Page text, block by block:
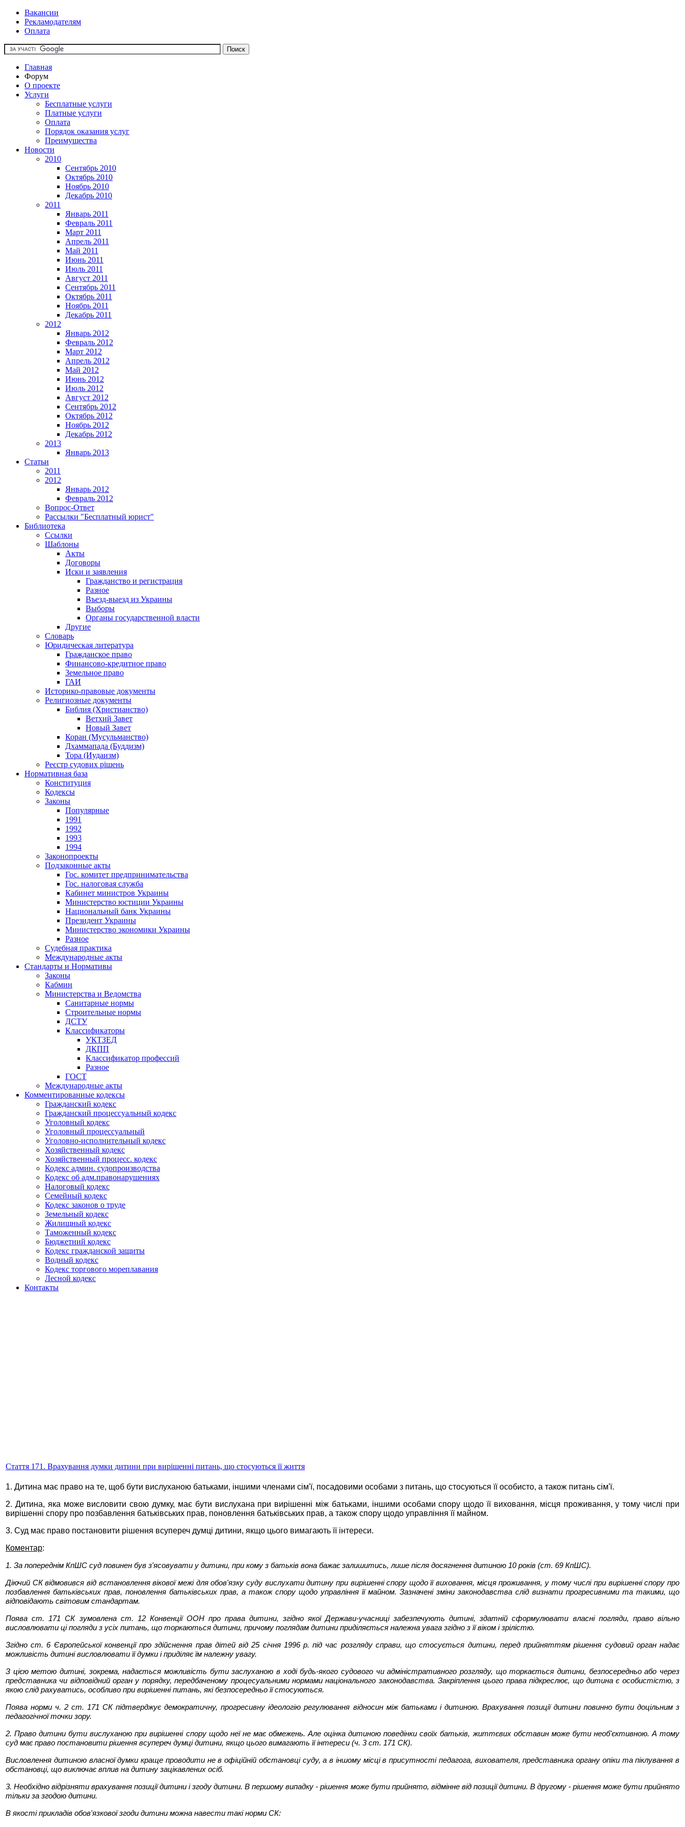
Вакансии
Рекламодателям
Оплата
Главная
Форум
О проекте
Услуги
Бесплатные услуги
Платные услуги
Оплата
Порядок оказания услуг
Преимущества
Новости
2010
Сентябрь 2010
Октябрь 2010
Ноябрь 2010
Декабрь 2010
2011
Январь 2011
Февраль 2011
Март 2011
Апрель 2011
Май 2011
Июнь 2011
Июль 2011
Август 2011
Сентябрь 2011
Октябрь 2011
Ноябрь 2011
Декабрь 2011
2012
Январь 2012
Февраль 2012
Март 2012
Апрель 2012
Май 2012
Июнь 2012
Июль 2012
Август 2012
Сентябрь 2012
Октябрь 2012
Ноябрь 2012
Декабрь 2012
2013
Январь 2013
Статьи
2011
2012
Январь 2012
Февраль 2012
Вопрос-Ответ
Рассылки "Бесплатный юрист"
Библиотека
Ссылки
Шаблоны
Акты
Договоры
Иски и заявления
Гражданство и регистрация
Разное
Въезд-выезд из Украины
Выборы
Органы государственной власти
Другие
Словарь
Юридическая литература
Гражданское право
Финансово-кредитное право
Земельное право
ГАИ
Историко-правовые документы
Религиозные документы
Библия (Христианство)
Ветхий Завет
Новый Завет
Коран (Мусульманство)
Дхаммапада (Буддизм)
Тора (Иудаизм)
Реєстр судових рішень
Нормативная база
Конституция
Кодексы
Законы
Популярные
1991
1992
1993
1994
Законопроекты
Подзаконные акты
Гос. комитет предпринимательства
Гос. налоговая служба
Кабинет министров Украины
Министерство юстиции Украины
Национальный банк Украины
Президент Украины
Министерство экономики Украины
Разное
Судебная практика
Международные акты
Стандарты и Нормативы
Законы
Кабмин
Министерства и Ведомства
Санитарные нормы
Строительные нормы
ДСТУ
Классификаторы
УКТЗЕД
ДКПП
Классификатор профессий
Разное
ГОСТ
Международные акты
Комментированные кодексы
Гражданский кодекс
Гражданский процессуальный кодекс
Уголовный кодекс
Уголовный процессуальный
Уголовно-исполнительный кодекс
Хозяйственный кодекс
Хозяйственный процесс. кодекс
Кодекс админ. судопроизводства
Кодекс об адм.правонарушениях
Налоговый кодекс
Семейный кодекс
Кодекс законов о труде
Земельный кодекс
Жилищный кодекс
Таможенный кодекс
Бюджетний кодекс
Кодекс гражданской защиты
Водный кодекс
Кодекс торгового мореплавания
Лесной кодекс
Контакты
Стаття 171. Врахування думки дитини при вирішенні питань, що стосуються її життя
1. Дитина має право на те, щоб бути вислуханою батьками, іншими членами сім'ї, посадовими особами з питань, що стосуються її особисто, а також питань сім'ї.
2. Дитина, яка може висловити свою думку, має бути вислухана при вирішенні між батьками, іншими особами спору щодо її виховання, місця проживання, у тому числі при
вирішенні спору про позбавлення батьківських прав, поновлення батьківських прав, а також спору щодо управління її майном.
3. Суд має право постановити рішення всупереч думці дитини, якщо цього вимагають її інтереси.
Коментар:
1. За попереднім КпШС суд повинен був з'ясовувати у дитини, при кому з батьків вона бажає залишитись, лише після досягнення дитиною 10 років (ст. 69 КпШС).
Діючий СК відмовився від встановлення вікової межі для обов'язку суду вислухати дитину при вирішенні спору щодо її виховання, місця проживання, у тому числі при вирішенні спору про
позбавлення батьківських прав, поновлення батьківських прав, а також спору щодо управління її майном. Зазначені зміни законодавства слід визнати прогресивними та такими, що
відповідають світовим стандартам.
Поява ст. 171 СК зумовлена ст. 12 Конвенції ООН про права дитини, згідно якої Держави-учасниці забезпечують дитині, здатній сформулювати власні погляди, право вільно
висловлювати ці погляди з усіх питань, що торкаються дитини, причому поглядам дитини приділяється належна увага згідно з її віком і зрілістю.
Згідно ст. 6 Європейської конвенції про здійснення прав дітей від 25 січня 1996 р. під час розгляду справи, що стосується дитини, перед прийняттям рішення судовий орган надає
можливість дитині висловлювати її думки і приділяє їм належну увагу.
З цією метою дитині, зокрема, надається можливість бути заслуханою в ході будь-якого судового чи адміністративного розгляду, що торкається дитини, безпосередньо або через
представника чи відповідний орган у порядку, передбаченому процесуальними нормами національного законодавства. Закріплення цього права підкреслює, що дитина є особистістю, з
якою слід рахуватись, особливо при вирішенні питань, які безпосередньо її стосуються.
Поява норми ч. 2 ст. 171 СК підтверджує демократичну, прогресивну ідеологію регулювання відносин між батьками і дитиною. Врахування позиції дитини повинно бути доцільним з
педагогічної точки зору.
2. Право дитини бути вислуханою при вирішенні спору щодо неї не має обмежень. Але оцінка дитиною поведінки своїх батьків, життєвих обставин може бути необ'єктивною. А тому
суд має право постановити рішення всупереч думці дитини, якщо цього вимагають її інтереси (ч. 3 ст. 171 СК).
Висловлення дитиною власної думки краще проводити не в офіційній обстановці суду, а в іншому місці в присутності педагога, вихователя, представника органу опіки та піклування в
обстановці, що виключає вплив на дитину зацікавлених осіб.
3. Необхідно відрізняти врахування позиції дитини і згоду дитини. В першому випадку - рішення може бути прийнято, відмінне від позиції дитини. В другому - рішення може бути прийнято
тільки за згодою дитини.
В якості прикладів обов'язкової згоди дитини можна навести такі норми СК: